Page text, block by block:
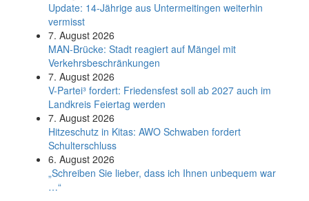
Update: 14-Jährige aus Untermeitingen weiterhin
vermisst
7. August 2026
MAN-Brücke: Stadt reagiert auf Mängel mit
Verkehrsbeschränkungen
7. August 2026
V-Partei­³ fordert: Friedens­fest soll ab 2027 auch im
Land­kreis Feier­tag werden
7. August 2026
Hitzeschutz in Kitas: AWO Schwaben fordert
Schulterschluss
6. August 2026
„Schreiben Sie lieber, dass ich Ihnen unbequem war
…“